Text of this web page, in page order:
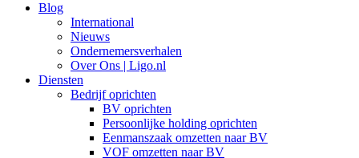
Blog
International
Nieuws
Ondernemersverhalen
Over Ons | Ligo.nl
Diensten
Bedrijf oprichten
BV oprichten
Persoonlijke holding oprichten
Eenmanszaak omzetten naar BV
VOF omzetten naar BV